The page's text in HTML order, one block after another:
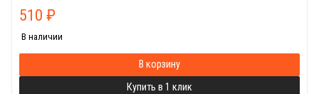
510 ₽
В наличии
В корзину
Купить в 1 клик